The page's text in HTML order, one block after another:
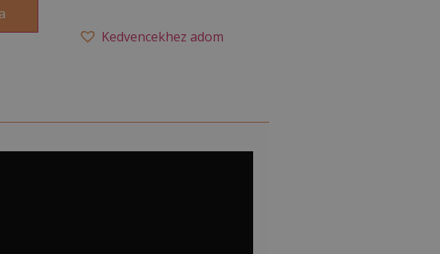
Kedvencekhez adom